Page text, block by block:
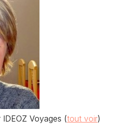
IDEOZ Voyages (tout voir)